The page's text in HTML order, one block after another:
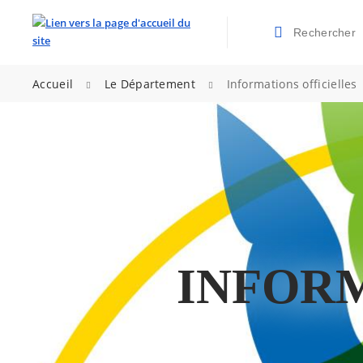
Valider la
Accueil Le Département Informations officielles